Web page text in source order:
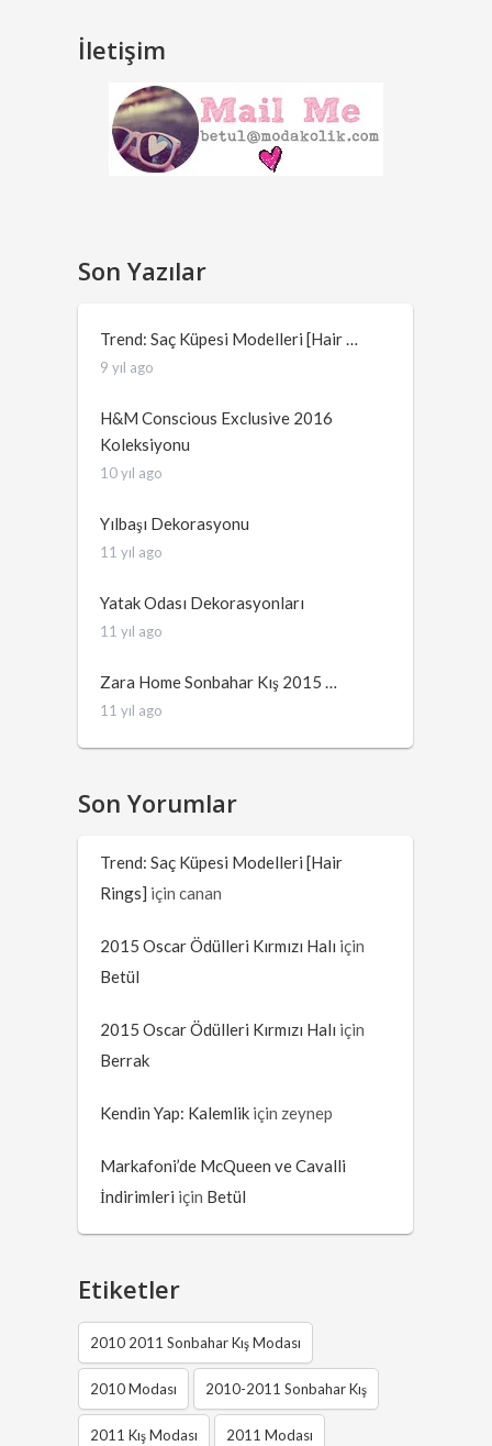
İletişim
Son Yazılar
Trend: Saç Küpesi Modelleri [Hair …
9 yıl ago
H&M Conscious Exclusive 2016
Koleksiyonu
10 yıl ago
Yılbaşı Dekorasyonu
11 yıl ago
Yatak Odası Dekorasyonları
11 yıl ago
Zara Home Sonbahar Kış 2015 …
11 yıl ago
Son Yorumlar
Trend: Saç Küpesi Modelleri [Hair
Rings] içincanan
2015 Oscar Ödülleri Kırmızı Halı için
Betül
2015 Oscar Ödülleri Kırmızı Halı için
Berrak
Kendin Yap: Kalemlik için zeynep
Markafoni’de McQueen ve Cavalli
İndirimleri için Betül
Etiketler
2010 2011 Sonbahar Kış Modası
2010 Modası 2010-2011 Sonbahar Kış
2011 Kış Modası 2011 Modası